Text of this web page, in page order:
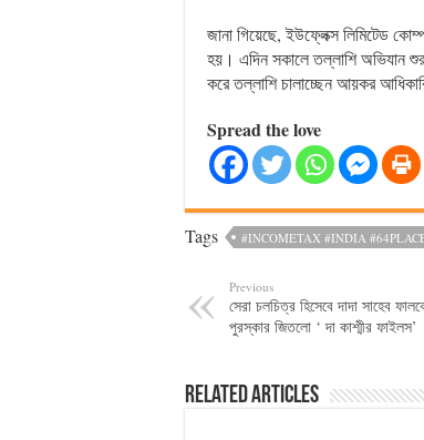
জানা গিয়েছে, ইউফ্লেক্স লিমিটেড
হয়। এদিন সকালে তল্লাশি অভিযান
করে তল্লাশি চালাচ্ছেন আয়কর
Spread the love
Tags #INCOMETAX #INDIA
Previous
সেরা চলচিত্র হিসেবে দাদা সাহেব
পুরস্কার জিতলো ‘ দা কাশ্মীর ফাইলস’
Related Articles